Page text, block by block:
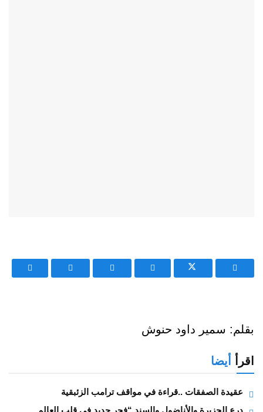
بقلم: سمير داود حنوش
اقرأ أيضا
عقيدة الصفقات ..قراءة في مواقف ترامب الزئبقية